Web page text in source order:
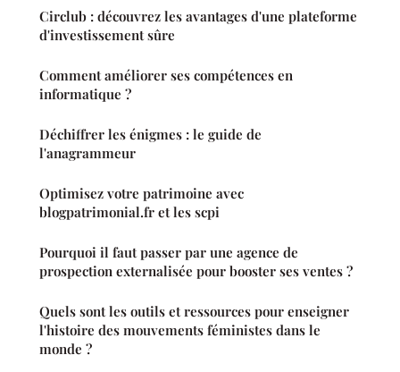
Circlub : découvrez les avantages d'une plateforme
d'investissement sûre
Comment améliorer ses compétences en
informatique ?
Déchiffrer les énigmes : le guide de
l'anagrammeur
Optimisez votre patrimoine avec
blogpatrimonial.fr et les scpi
Pourquoi il faut passer par une agence de
prospection externalisée pour booster ses ventes ?
Quels sont les outils et ressources pour enseigner
l'histoire des mouvements féministes dans le
monde ?